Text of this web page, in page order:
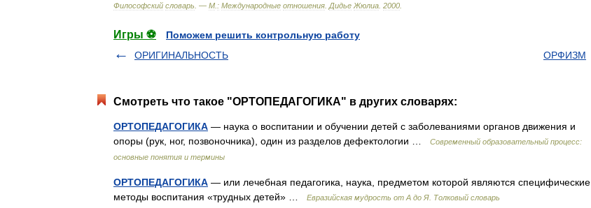
Философский словарь . — М : Международные отношения Дидье Жюлиа 2000
Игры ⚽
Поможем решить контрольную работу
ОРИГИНАЛЬНОСТЬ
ОРФИЗМ
Смотреть что такое "ОРТОПЕДАГОГИКА" в других словарях:
ОРТОПЕДАГОГИКА — наука о воспитании и обучении детей с заболеваниями органов движения и
опоры (рук, ног, позвоночника), один из разделов дефектологии …
Современный образовательный процесс:
основные понятия и термины
ОРТОПЕДАГОГИКА — или лечебная педагогика, наука, предметом которой являются специфические
методы воспитания «трудных детей» …
Евразийская мудрость от А до Я. Толковый словарь